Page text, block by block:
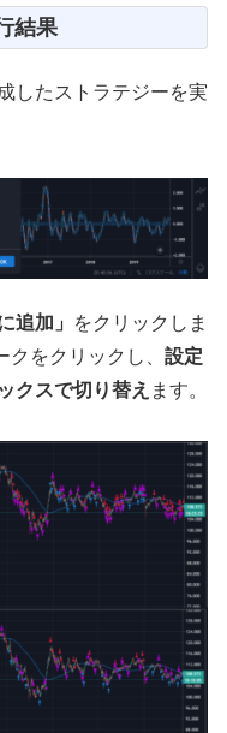
結果
したストラテジーを実
追加」
をクリックしま
をクリックし、 設定
クスで切り替え ます。